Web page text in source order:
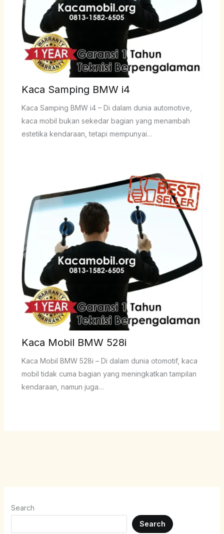
Kaca Samping BMW i4
Kaca Samping BMW i4 – Di dalam dunia automotive,
kaca mobil bukan sekedar bagian yang menambah
estetika kendaraan, tetapi mempunyai…
Kaca Mobil BMW 528i
Kaca Mobil BMW 528i – Di dalam dunia otomotif, kaca
mobil tidak cuma bagian yang meningkatkan tampilan
kendaraan, namun juga…
Search
Search